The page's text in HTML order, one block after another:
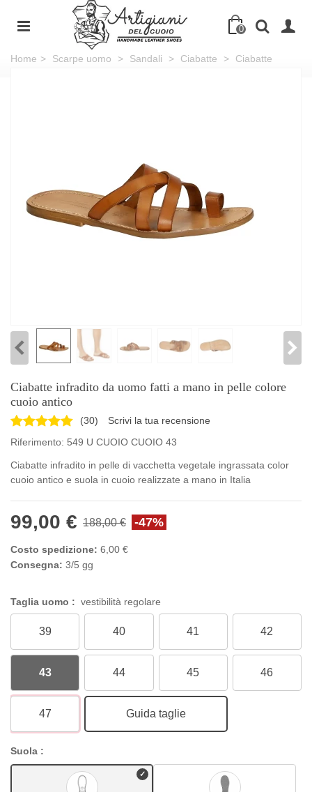
0
Home > Scarpe uomo > Sandali > Ciabatte >
Ciabatte
Ciabatte infradito da uomo fatti a mano in pelle colore
cuoio antico
(30)
Scrivi la tua recensione
Riferimento: 549 U CUOIO CUOIO 43
Ciabatte infradito in pelle di vacchetta vegetale ingrassata color
cuoio antico e suola in cuoio realizzate a mano in Italia
99,00 € 188,00 € -47%
Costo spedizione: 6,00 €
Consegna: 3/5 gg
Taglia uomo : vestibilità regolare
39 40 41 42
43 44 45 46
47 Guida taglie
Suola :